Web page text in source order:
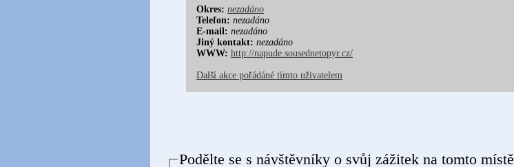
Okres: nezadáno
Telefon: nezadáno
E-mail: nezadáno
Jiný kontakt: nezadáno
WWW: http://napude.sousednetopyr.cz/
Další akce pořádáné tímto uživatelem
Podělte se s návštěvníky o svůj zážitek na tomto místě